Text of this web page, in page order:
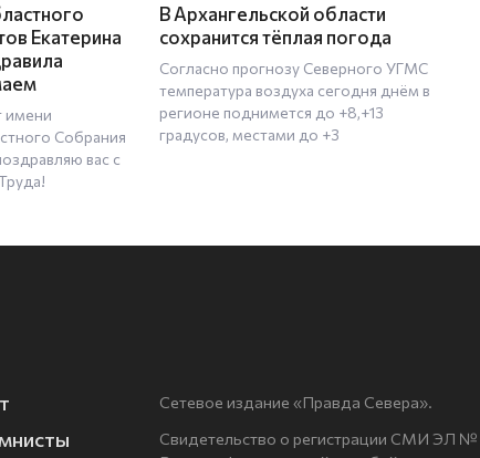
Екатерина
имени
Собрания
вас с
В Архангельской области
сохранится тёплая погода
Согласно прогнозу Северного УГМС
температура воздуха сегодня днём в
регионе поднимется до +8,+13
градусов, местами до +3
Сетевое издание «Правда Севера».
Свидетельство о регистрации СМИ ЭЛ